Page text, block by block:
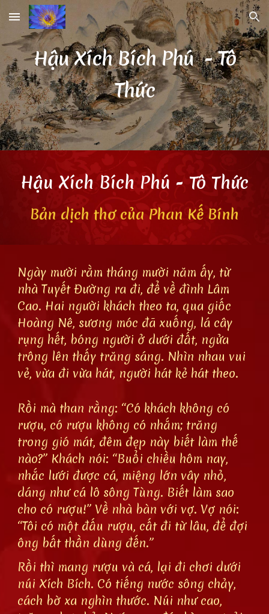
Skip to main content Skip to navigation
HậuXích Bích Phú - Tô
Thức
Hậu Xích Bích Phú - Tô Thức
Bản dịch thơ của Phan Kế Bính
Ngày mười rằm tháng mười năm ấy, từ
nhà Tuyết Đường ra đi, để về đình Lâm
Cao. Hai người khách theo ta, qua giốc
Hoàng Nê, sương móc đã xuống, lá cây
rụng hết, bóng người ở dưới đất, ngửa
trông lên thấy trăng sáng. Nhìn nhau vui
vẻ, vừa đi vừa hát, người hát kẻ hát theo.
Rồi mà than rằng: “Có khách không có
rượu, có rượu không có nhắm; trăng
trong gió mát, đêm đẹp này biết làm thế
nào?” Khách nói: “Buổi chiều hôm nay,
nhắc lưới được cá, miệng lớn vây nhỏ,
dáng như cá lô sông Tùng. Biết làm sao
cho có rượu!” Về nhà bàn với vợ. Vợ nói:
“Tôi có một đấu rượu, cất đi từ lâu, để đợi
ông bất thần dùng đến.”
Rồi thì mang rượu và cá, lại đi chơi dưới
núi Xích Bích. Có tiếng nước sông chảy,
cách bờ xa nghìn thước. Núi như cao,